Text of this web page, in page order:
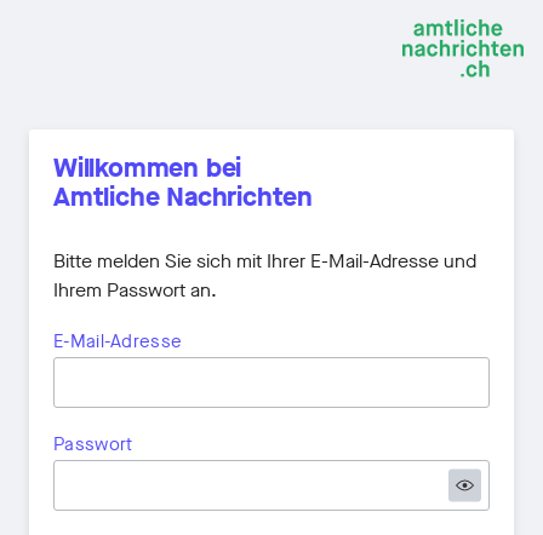
Willkommen bei
Amtliche Nachrichten
Bitte melden Sie sich mit Ihrer E-Mail-Adresse und
Ihrem Passwort an.
E-Mail-Adresse
Passwort